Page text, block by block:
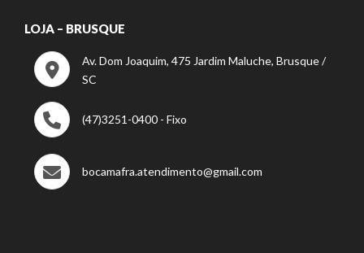
LOJA – BRUSQUE
Av. Dom Joaquim, 475 Jardim Maluche, Brusque /
SC
(47)3251-0400 - Fixo
bocamafra.atendimento@gmail.com